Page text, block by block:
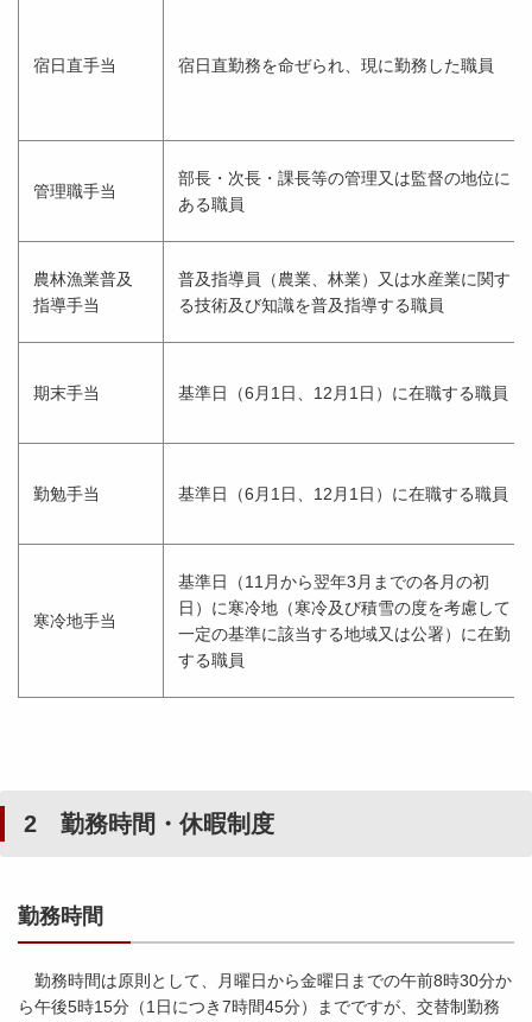
宿日直手当 宿日直勤務を命ぜられ、現に勤務した職員
管理職手当
部長・次長・課長等の管理又は監督の地位に
ある職員
農林漁業普及
指導手当
普及指導員（農業、林業）又は水産業に関す
る技術及び知識を普及指導する職員
期末手当 基準日（6月1日、12月1日）に在職する職員
勤勉手当 基準日（6月1日、12月1日）に在職する職員
寒冷地手当
基準日（11月から翌年3月までの各月の初
日）に寒冷地（寒冷及び積雪の度を考慮して
一定の基準に該当する地域又は公署）に在勤
する職員
2 勤務時間・休暇制度
勤務時間
勤務時間は原則として、月曜日から金曜日までの午前8時30分か
ら午後5時15分（1日につき7時間45分）までですが、交替制勤務